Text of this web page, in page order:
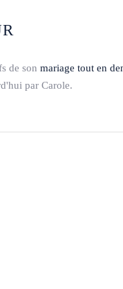
de son mariage tout en
par Carole.